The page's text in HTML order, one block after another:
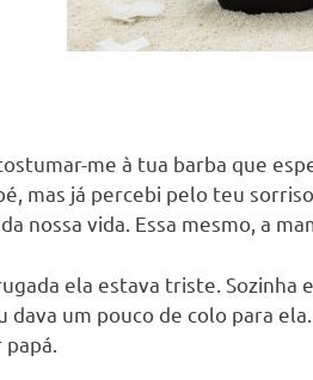
me à tua barba que
mas já percebi pelo teu
nossa vida. Essa mesmo, a
ela estava triste. Sozinha
dava um pouco de colo para ela.